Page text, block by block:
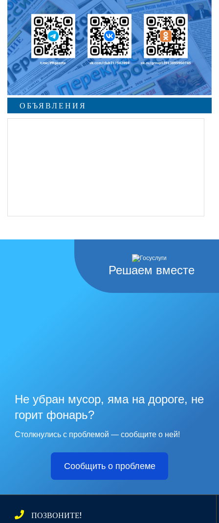
ОБЪЯВЛЕНИЯ
Решаем вместе
Не убран мусор, яма на дороге, не
горит фонарь?
Столкнулись с проблемой — сообщите о ней!
Сообщить о проблеме
ПОЗВОНИТЕ!